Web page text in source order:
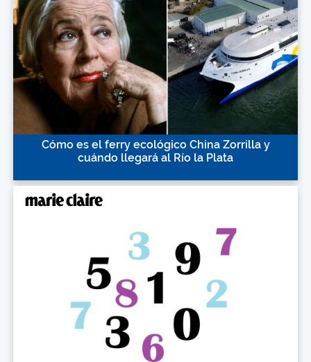
Cómo es el ferry ecológico China Zorrilla y
cuándo llegará al Río la Plata